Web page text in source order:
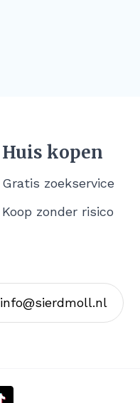
Huis kopen
Gratis zoekservice
Koop zonder risico
info@sierdmoll.nl